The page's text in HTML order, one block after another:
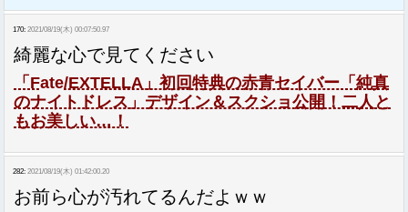
170: 2021/08/19(木) 00:07:50.97
綺麗な心で見てください
「Fate/EXTELLA」初回特典の赤青セイバー「純真
のナイトドレス」デザイン＆スクショ公開！二人と
もお美しい…！
282: 2021/08/19(木) 01:42:00.20
お前ら心が汚れてるんだよｗｗ